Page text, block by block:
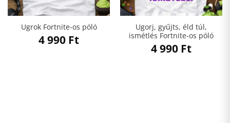
Ugrok Fortnite-os póló
4 990 Ft
Ugorj, gyűjts, éld túl,
ismétlés Fortnite-os póló
4 990 Ft